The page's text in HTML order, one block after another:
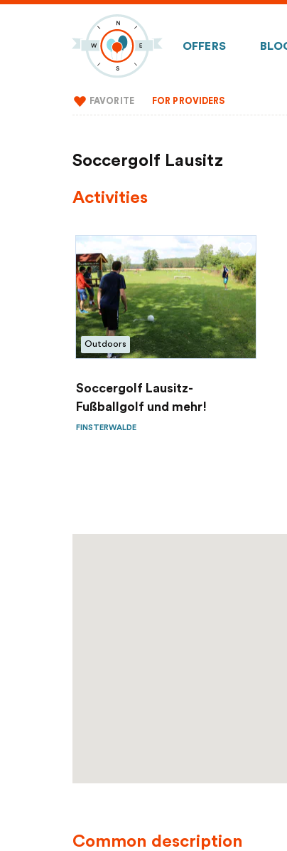
OFFERS
FAVORITE FOR PROVIDERS
Soccergolf Lausitz
Activities
Outdoors
Soccergolf Lausitz-
Fußballgolf und mehr!
FINSTERWALDE
Common description